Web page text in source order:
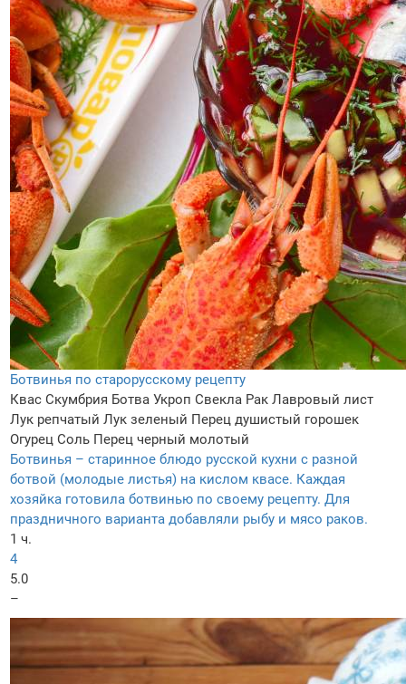
Ботвинья по старорусскому рецепту
Квас Скумбрия Ботва Укроп Свекла Рак Лавровый лист
Лук репчатый Лук зеленый Перец душистый горошек
Огурец Соль Перец черный молотый
Ботвинья – старинное блюдо русской кухни с разной
ботвой (молодые листья) на кислом квасе. Каждая
хозяйка готовила ботвинью по своему рецепту. Для
праздничного варианта добавляли рыбу и мясо раков.
1 ч.
4
5.0
–